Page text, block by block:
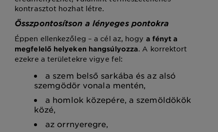
kontrasztot hozhat létre.
Összpontosítson a lényeges pontokra
Éppen ellenkezőleg – a cél az, hogy a fényt a
megfelelő helyeken hangsúlyozza. A korrektort
ezekre a területekre vigye fel:
a szem belső sarkába és az alsó
szemgödör vonala mentén,
a homlok közepére, a szemöldökök
közé,
az orrnyeregre,